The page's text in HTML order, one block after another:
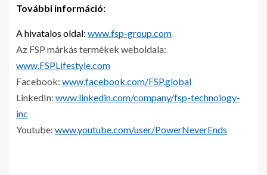
További információ:
A hivatalos oldal: www.fsp-group.com
Az FSP márkás termékek weboldala:
www.FSPLifestyle.com
Facebook: www.facebook.com/FSP.global
LinkedIn: www.linkedin.com/company/fsp-technology-
inc
Youtube: www.youtube.com/user/PowerNeverEnds